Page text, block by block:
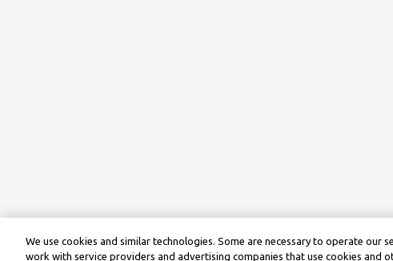
We use cookies and similar technologies. Some are necessary to operate our
work with service providers and advertising companies that use cookies and